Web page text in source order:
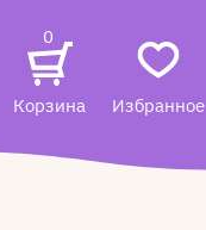
0
Корзина Избранное